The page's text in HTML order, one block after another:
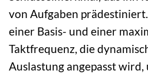
von Aufgaben
einer Basis- und einer
Taktfrequenz, die
Auslastung angepasst wird,